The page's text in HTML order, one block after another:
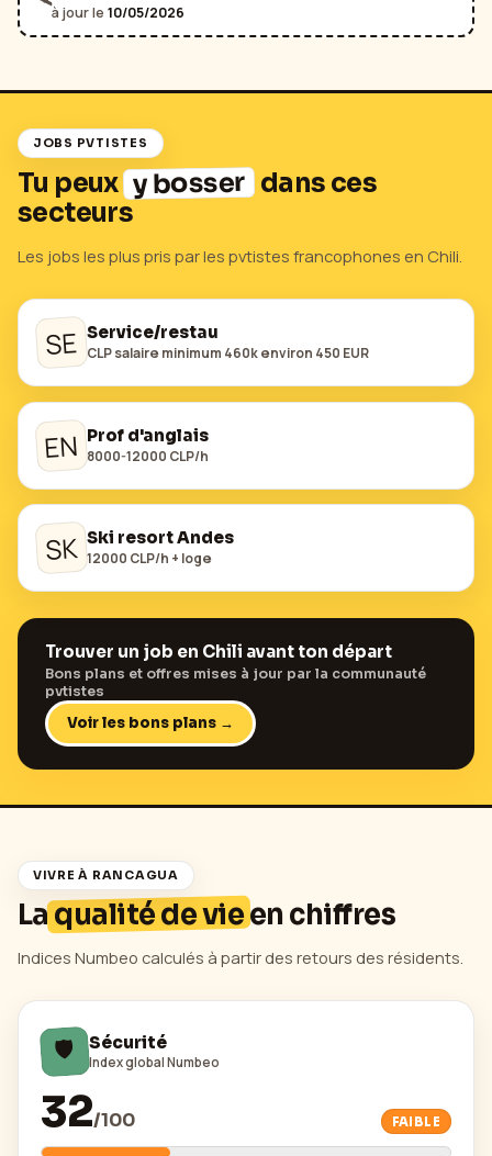
à jour le 10/05/2026
JOBS PVTISTES
Tu peux y bosser dans ces
secteurs
Les jobs les plus pris par les pvtistes francophones en Chili.
SE Service/restau
CLP salaire minimum 460k environ 450 EUR
EN Prof d'anglais
8000-12000 CLP/h
SK Ski resort Andes
12000 CLP/h + loge
Trouver un job en Chili avant ton départ
Bons plans et offres mises à jour par la communauté
pvtistes
Voir les bons plans →
VIVRE À RANCAGUA
Laqualité de vieen chiffres
Indices Numbeo calculés à partir des retours des résidents.
🛡️ Sécurité
Index global Numbeo
32/100 FAIBLE